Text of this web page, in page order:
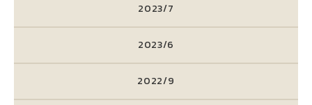
2023/7
2023/6
2022/9